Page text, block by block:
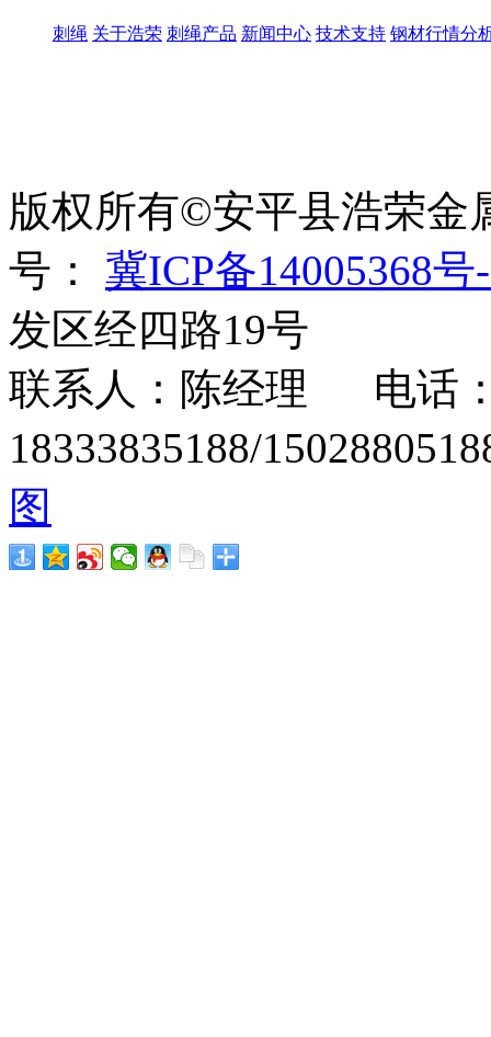
刺绳 关于浩荣 刺绳产品 新闻中心 技术支持 钢材行情分
版权所有©安平县浩荣
号： 冀ICP备14005368号
发区经四路19号
联系人：陈经理 电话
18333835188/
图